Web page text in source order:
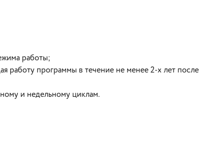
работы;
работу программы в течение не менее 2-х лет после
и недельному циклам.